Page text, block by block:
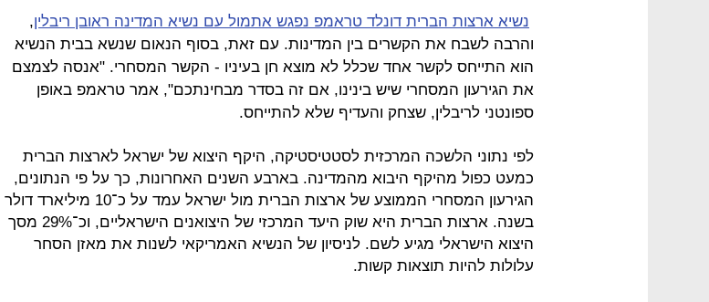
נשיא ארצות הברית דונלד טראמפ נפגש אתמול עם נשיא המדינה ראובן ריבלין,
והרבה לשבח את הקשרים בין המדינות. עם זאת, בסוף הנאום שנשא בבית הנשיא
הוא התייחס לקשר אחד שכלל לא מוצא חן בעיניו - הקשר המסחרי. "אנסה לצמצם
את הגירעון המסחרי שיש בינינו, אם זה בסדר מבחינתכם", אמר טראמפ באופן
ספונטני לריבלין, שצחק והעדיף שלא להתייחס.
לפי נתוני הלשכה המרכזית לסטטיסטיקה, היקף היצוא של ישראל לארצות הברית
כמעט כפול מהיקף היבוא מהמדינה. בארבע השנים האחרונות, כך על פי הנתונים,
הגירעון המסחרי הממוצע של ארצות הברית מול ישראל עמד על כ־10 מיליארד דולר
בשנה. ארצות הברית היא שוק היעד המרכזי של היצואנים הישראליים, וכ־29% מסך
היצוא הישראלי מגיע לשם. לניסיון של הנשיא האמריקאי לשנות את מאזן הסחר
עלולות להיות תוצאות קשות.